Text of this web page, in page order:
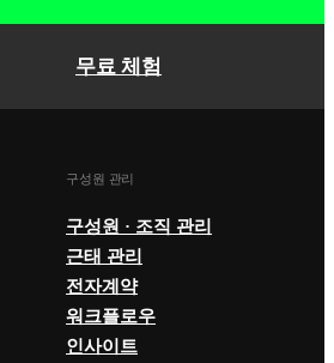
무료 체험
구성원 관리
구성원 · 조직 관리
근태 관리
전자계약
워크플로우
인사이트